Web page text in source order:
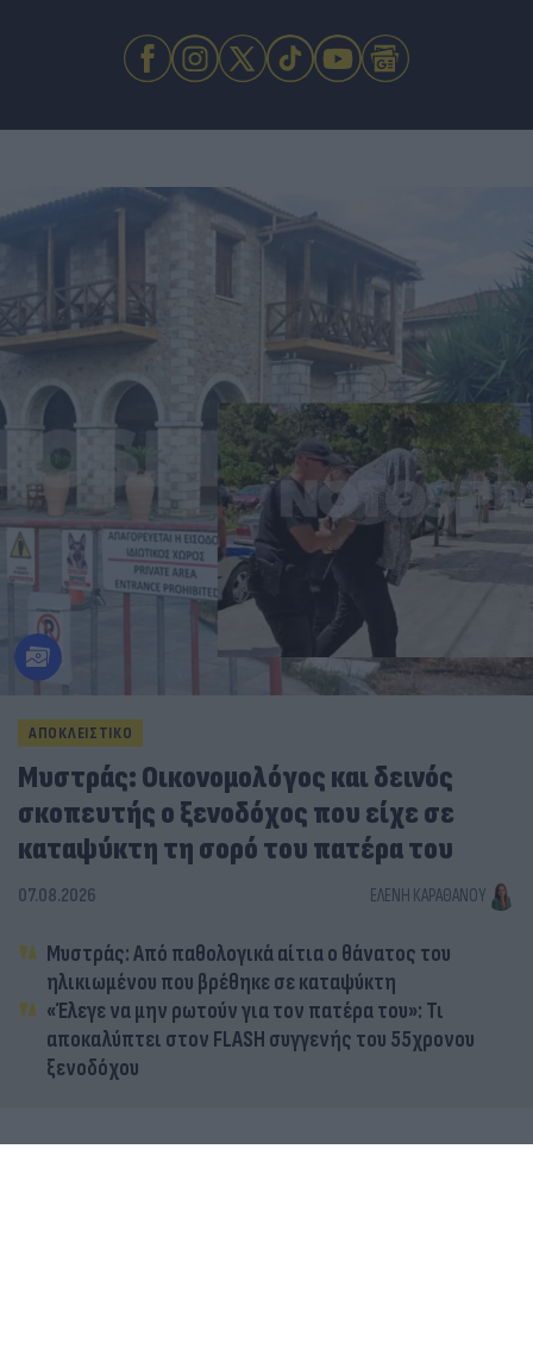
ΑΠΟΚΛΕΙΣΤΙΚΟ
Μυστράς: Οικονομολόγος και δεινός
σκοπευτής ο ξενοδόχος που είχε σε
καταψύκτη τη σορό του πατέρα του
07.08.2026 ΕΛΈΝΗ ΚΑΡΑΘΆΝΟΥ
Μυστράς: Από παθολογικά αίτια ο θάνατος του
ηλικιωμένου που βρέθηκε σε καταψύκτη
«Έλεγε να μην ρωτούν για τον πατέρα του»: Τι
αποκαλύπτει στον FLASH συγγενής του 55χρονου
ξενοδόχου